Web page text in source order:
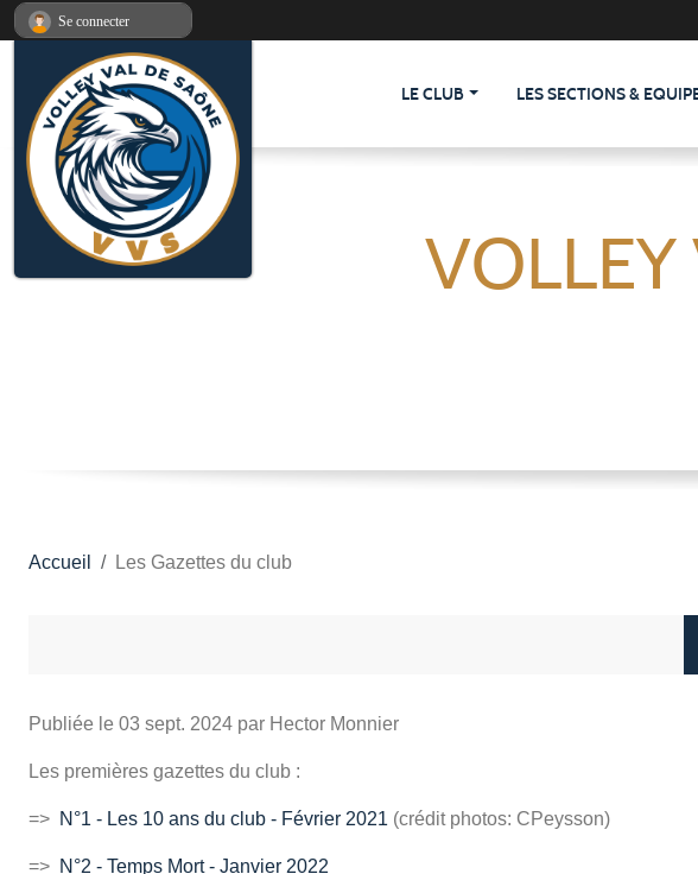
LE CLUB LES SECTIONS &
Accueil Les Gazettes du club
Publiée le 03 sept. 2024 par Hector Monnier
Les premières gazettes du club :
=> N°1 - Les 10 ans du club - Février 2021 (crédit photos: CPeysson)
=> N°2 - Temps Mort - Janvier 2022
Se connecter
Panneau de gestion des cookies